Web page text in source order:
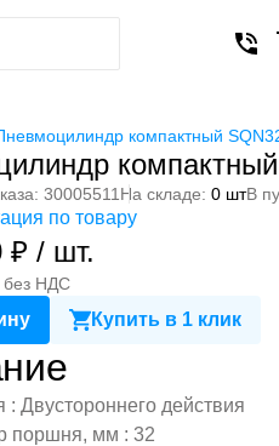
компактный
30005511 На складе: 0 штВ
по товару
₽ / шт.
без НДС
Купить в 1 клик
: Двустороннего действия
поршня, мм : 32